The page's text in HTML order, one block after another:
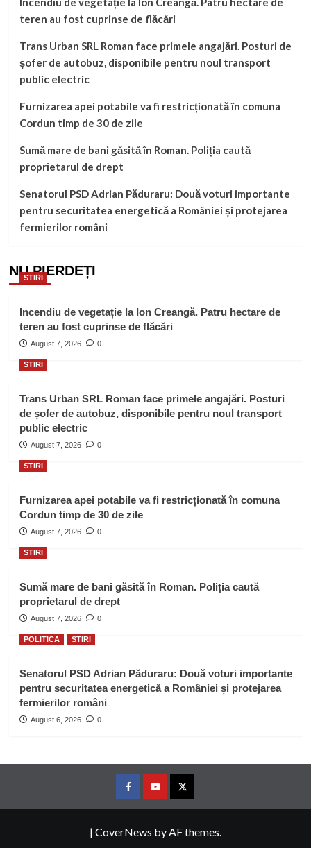
teren au fost cuprinse de flăcări
Trans Urban SRL Roman face primele angajări. Posturi de
șofer de autobuz, disponibile pentru noul transport
public electric
Furnizarea apei potabile va fi restricționată în comuna
Cordun timp de 30 de zile
Sumă mare de bani găsită în Roman. Poliția caută
proprietarul de drept
Senatorul PSD Adrian Păduraru: Două voturi importante
pentru securitatea energetică a României și protejarea
fermierilor români
NU PIERDEȚI
STIRI
Incendiu de vegetație la Ion Creangă. Patru hectare de
teren au fost cuprinse de flăcări
August 7, 2026 0
STIRI
Trans Urban SRL Roman face primele angajări. Posturi
de șofer de autobuz, disponibile pentru noul transport
public electric
August 7, 2026 0
STIRI
Furnizarea apei potabile va fi restricționată în comuna
Cordun timp de 30 de zile
August 7, 2026 0
STIRI
Sumă mare de bani găsită în Roman. Poliția caută
proprietarul de drept
August 7, 2026 0
POLITICA STIRI
Senatorul PSD Adrian Păduraru: Două voturi importante
pentru securitatea energetică a României și protejarea
fermierilor români
August 6, 2026 0
FacebookYoutubeTwitter
| CoverNews by AF themes.